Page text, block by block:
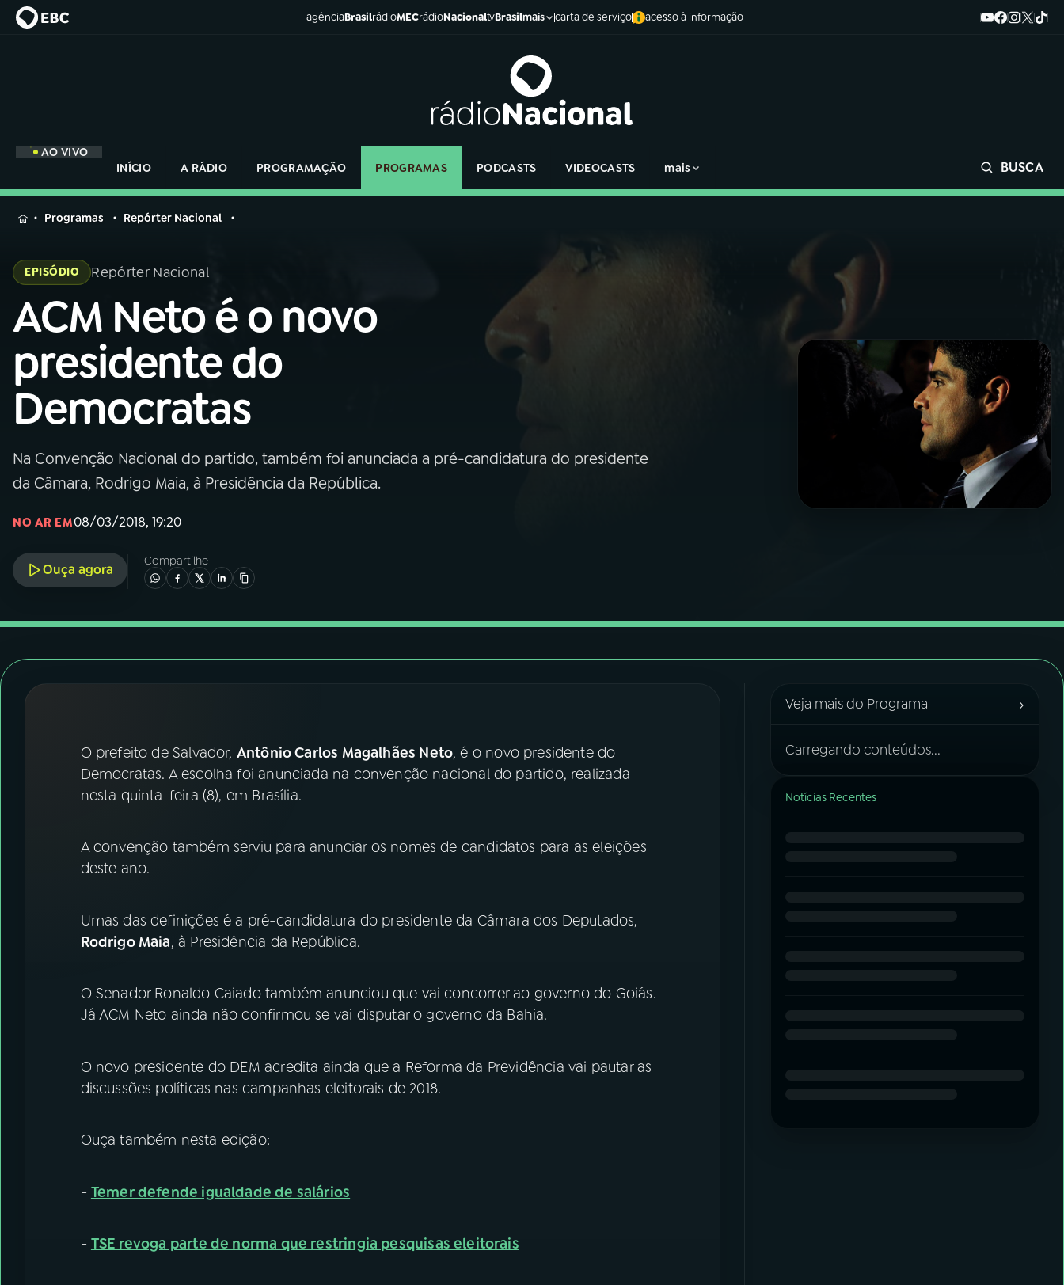
agênciaBrasilrádioMECrádioNacionaltvBrasilmais carta de serviço acesso à informação
AO VIVO
INÍCIO
A RÁDIO PROGRAMAÇÃO PROGRAMAS PODCASTS VIDEOCASTS mais BUSCA
MENU
Buscar
na
Rádio
Nacional
AO VIVO
01INÍCIO
A RÁDIO
04PROGRAMAS
06VIDEOCASTS
FESTIVAL DE MÚSICA
YouTube Facebook
na
Rádio
Programas Repórter Nacional
EPISÓDIO Repórter Nacional
ACM Neto é o novo
presidente do
Democratas
Na Convenção Nacional do partido, também foi anunciada a pré-candidatura do presidente
da Câmara, Rodrigo Maia, à Presidência da República.
NO AR EM08/03/2018, 19:20
Ouça agora
Compartilhe
O prefeito de Salvador, Antônio Carlos Magalhães Neto, é o novo presidente do
Democratas. A escolha foi anunciada na convenção nacional do partido, realizada
nesta quinta-feira (8), em Brasília.
A convenção também serviu para anunciar os nomes de candidatos para as eleições
deste ano.
Umas das definições é a pré-candidatura do presidente da Câmara dos Deputados,
Rodrigo Maia, à Presidência da República.
O Senador Ronaldo Caiado também anunciou que vai concorrer ao governo do Goiás.
Já ACM Neto ainda não confirmou se vai disputar o governo da Bahia.
O novo presidente do DEM acredita ainda que a Reforma da Previdência vai pautar as
discussões políticas nas campanhas eleitorais de 2018.
Ouça também nesta edição:
- Temer defende igualdade de salários
- TSE revoga parte de norma que restringia pesquisas eleitorais
Veja mais do Programa ›
Carregando conteúdos...
Notícias Recentes